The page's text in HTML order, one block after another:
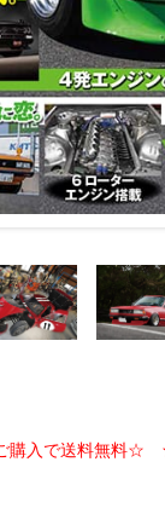
購入で送料無料☆